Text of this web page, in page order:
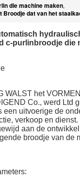
die machine maken,
Broodje dat van het
c-purlinbroodje die
WALST het
Co., werd Ltd
een uitvoerige de
verkoop en
aan de
broodje van de